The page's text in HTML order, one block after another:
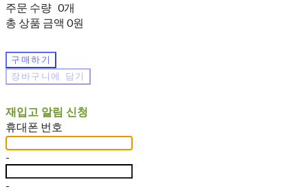
주문 수량 0개
총 상품 금액 0원
구매하기
장바구니에 담기
재입고 알림 신청
휴대폰 번호
-
-